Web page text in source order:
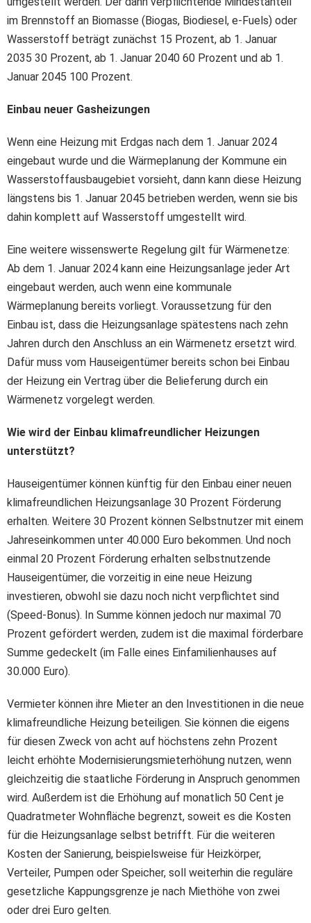
im Brennstoff an Biomasse (Biogas, Biodiesel, e-Fuels) oder
Wasserstoff beträgt zunächst 15 Prozent, ab 1. Januar
2035 30 Prozent, ab 1. Januar 2040 60 Prozent und ab 1.
Januar 2045 100 Prozent.
Einbau neuer Gasheizungen
Wenn eine Heizung mit Erdgas nach dem 1. Januar 2024
eingebaut wurde und die Wärmeplanung der Kommune ein
Wasserstoffausbaugebiet vorsieht, dann kann diese Heizung
längstens bis 1. Januar 2045 betrieben werden, wenn sie bis
dahin komplett auf Wasserstoff umgestellt wird.
Eine weitere wissenswerte Regelung gilt für Wärmenetze:
Ab dem 1. Januar 2024 kann eine Heizungsanlage jeder Art
eingebaut werden, auch wenn eine kommunale
Wärmeplanung bereits vorliegt. Voraussetzung für den
Einbau ist, dass die Heizungsanlage spätestens nach zehn
Jahren durch den Anschluss an ein Wärmenetz ersetzt wird.
Dafür muss vom Hauseigentümer bereits schon bei Einbau
der Heizung ein Vertrag über die Belieferung durch ein
Wärmenetz vorgelegt werden.
Wie wird der Einbau klimafreundlicher Heizungen
unterstützt?
Hauseigentümer können künftig für den Einbau einer neuen
klimafreundlichen Heizungsanlage 30 Prozent Förderung
erhalten. Weitere 30 Prozent können Selbstnutzer mit einem
Jahreseinkommen unter 40.000 Euro bekommen. Und noch
einmal 20 Prozent Förderung erhalten selbstnutzende
Hauseigentümer, die vorzeitig in eine neue Heizung
investieren, obwohl sie dazu noch nicht verpflichtet sind
(Speed-Bonus). In Summe können jedoch nur maximal 70
Prozent gefördert werden, zudem ist die maximal förderbare
Summe gedeckelt (im Falle eines Einfamilienhauses auf
30.000 Euro).
Vermieter können ihre Mieter an den Investitionen in die neue
klimafreundliche Heizung beteiligen. Sie können die eigens
für diesen Zweck von acht auf höchstens zehn Prozent
leicht erhöhte Modernisierungsmieterhöhung nutzen, wenn
gleichzeitig die staatliche Förderung in Anspruch genommen
wird. Außerdem ist die Erhöhung auf monatlich 50 Cent je
Quadratmeter Wohnfläche begrenzt, soweit es die Kosten
für die Heizungsanlage selbst betrifft. Für die weiteren
Kosten der Sanierung, beispielsweise für Heizkörper,
Verteiler, Pumpen oder Speicher, soll weiterhin die reguläre
gesetzliche Kappungsgrenze je nach Miethöhe von zwei
oder drei Euro gelten.